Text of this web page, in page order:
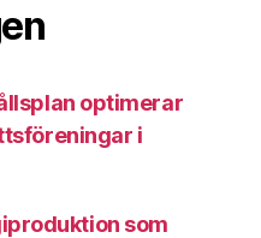
optimerar
i
som